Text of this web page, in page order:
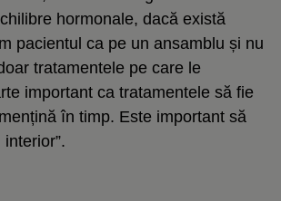
hormonale, dacă există
pacientul ca pe un ansamblu și nu
tratamentele pe care le
important ca tratamentele să fie
în timp. Este important să